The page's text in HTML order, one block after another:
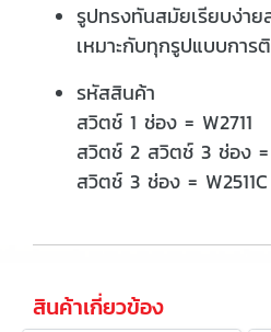
รูปทรงทันสมัยเรียบง่า
เหมาะกับทุกรูปแบบการ
รหัสสินค้า
สวิตช์ 1 ช่อง = W2711
สวิตช์ 2 สวิตช์ 3 ช่อง =
สวิตช์ 3 ช่อง = W2511C
สินค้าเกี่ยวข้อง